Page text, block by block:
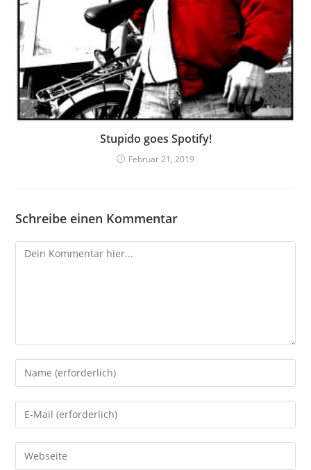
Stupido goes Spotify!
Februar 21, 2019
Schreibe einen Kommentar